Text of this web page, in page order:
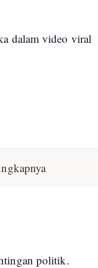
dalam video viral
politik.